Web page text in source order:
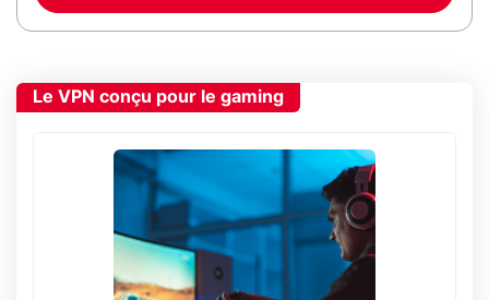
Le VPN conçu pour le gaming